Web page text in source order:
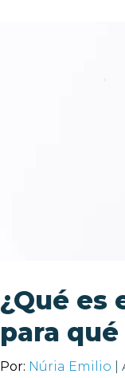
¿Qué es
para
Por: Núria Emilio |